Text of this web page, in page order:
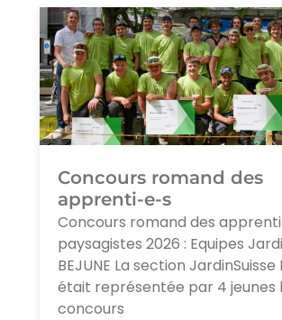
Concours romand des
apprenti-e-s
Concours romand des
paysagistes 2026 : Equipes
BEJUNE La section JardinSuisse
était représentée par 4 jeunes
concours